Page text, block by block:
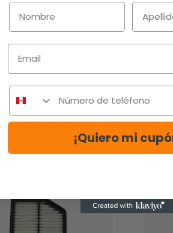
TAMBIÉN TE PUEDE
Email
¡Quiero mi